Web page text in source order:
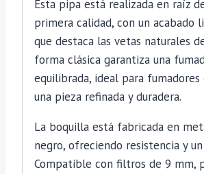
Esta pipa está realizada en raíz
primera calidad, con un acabado
que destaca las vetas naturales
forma clásica garantiza una
equilibrada, ideal para fumadores
una pieza refinada y duradera.
La boquilla está fabricada en
negro, ofreciendo resistencia y
Compatible con filtros de 9 mm,